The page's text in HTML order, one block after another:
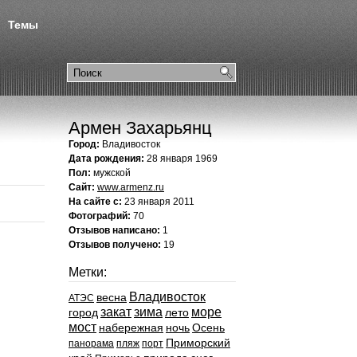
Темы
Армен Захарьянц
Город: Владивосток
Дата рождения: 28 января 1969
Пол: мужской
Сайт: www.armenz.ru
На сайте с: 23 января 2011
Фотографий: 70
Отзывов написано: 1
Отзывов получено: 19
Метки:
АТЭС весна Владивосток
город закатзима лето море
мост набережная ночьОсень
панорама пляж порт Приморский